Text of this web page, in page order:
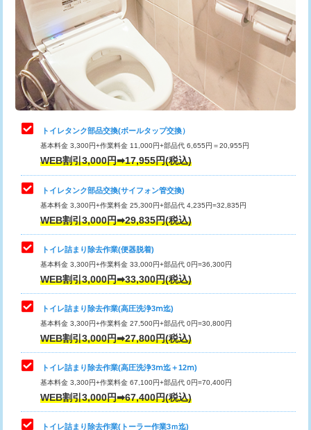
トイレタンク部品交換(ボールタップ交換）
基本料金 3,300円+作業料金 11,000円+部品代 6,655円＝20,955円
WEB割引3,000円➡17,955円(税込)
トイレタンク部品交換(サイフォン管交換)
基本料金 3,300円+作業料金 25,300円+部品代 4,235円=32,835円
WEB割引3,000円➡29,835円(税込)
トイレ詰まり除去作業(便器脱着)
基本料金 3,300円+作業料金 33,000円+部品代 0円=36,300円
WEB割引3,000円➡33,300円(税込)
トイレ詰まり除去作業(高圧洗浄3ⅿ迄)
基本料金 3,300円+作業料金 27,500円+部品代 0円=30,800円
WEB割引3,000円➡27,800円(税込)
トイレ詰まり除去作業(高圧洗浄3ⅿ迄＋12ⅿ)
基本料金 3,300円+作業料金 67,100円+部品代 0円=70,400円
WEB割引3,000円➡67,400円(税込)
トイレ詰まり除去作業(トーラー作業3ｍ迄)